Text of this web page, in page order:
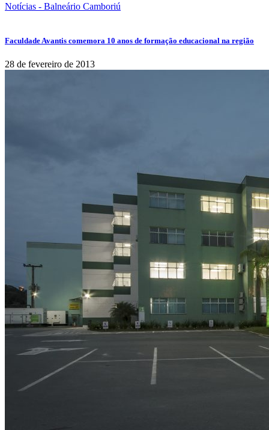
Notícias - Balneário Camboriú
Faculdade Avantis comemora 10 anos de formação educacional na região
28 de fevereiro de 2013